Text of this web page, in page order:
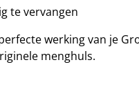
te vervangen
werking van je
menghuls.